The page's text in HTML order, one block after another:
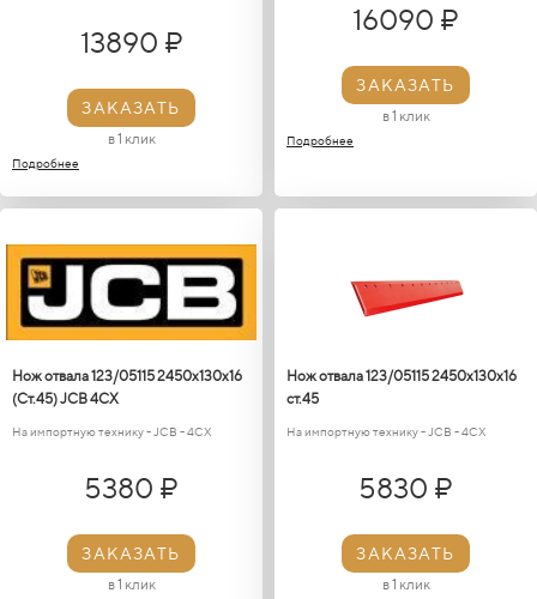
13890 ₽
ЗАКАЗАТЬ
в 1 клик
Подробнее
16090 ₽
ЗАКАЗАТЬ
в 1 клик
Подробнее
Нож отвала 123/05115 2450х130х16
(Ст.45) JCB 4CX
На импортную технику - JCB - 4CX
5380 ₽
ЗАКАЗАТЬ
в 1 клик
Нож отвала 123/05115 2450х130х16
ст.45
На импортную технику - JCB - 4CX
5830 ₽
ЗАКАЗАТЬ
в 1 клик